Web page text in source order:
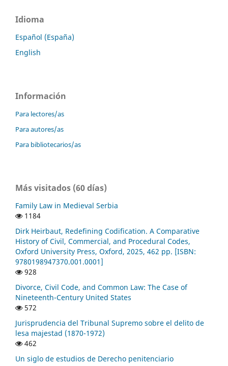
Idioma
Español (España)
English
Información
Para lectores/as
Para autores/as
Para bibliotecarios/as
Más visitados (60 días)
Family Law in Medieval Serbia
1184
Dirk Heirbaut, Redefining Codification. A Comparative
History of Civil, Commercial, and Procedural Codes,
Oxford University Press, Oxford, 2025, 462 pp. [ISBN:
9780198947370.001.0001]
928
Divorce, Civil Code, and Common Law: The Case of
Nineteenth-Century United States
572
Jurisprudencia del Tribunal Supremo sobre el delito de
lesa majestad (1870-1972)
462
Un siglo de estudios de Derecho penitenciario